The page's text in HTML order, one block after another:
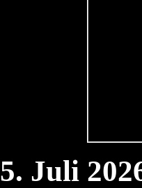
5. Juli